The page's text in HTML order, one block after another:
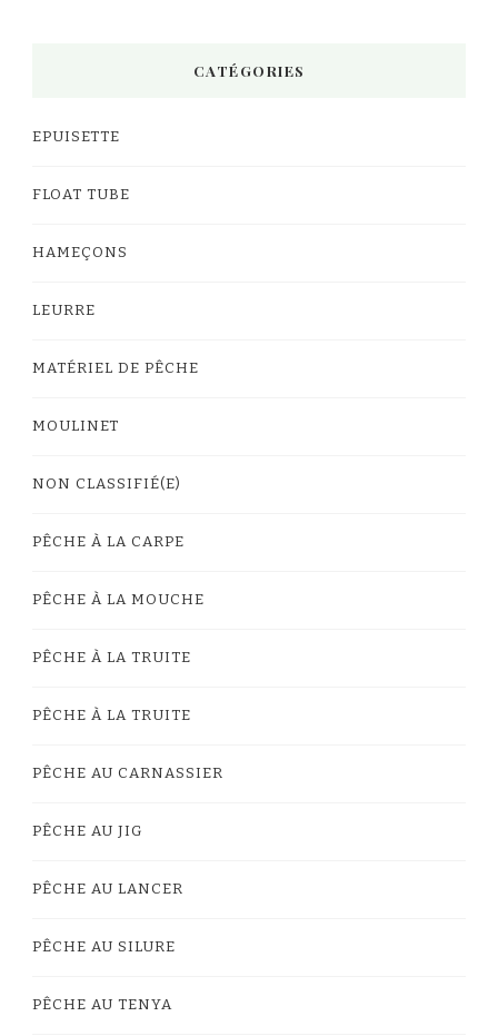
CATÉGORIES
EPUISETTE
FLOAT TUBE
HAMEÇONS
LEURRE
MATÉRIEL DE PÊCHE
MOULINET
NON CLASSIFIÉ(E)
PÊCHE À LA CARPE
PÊCHE À LA MOUCHE
PÊCHE À LA TRUITE
PÊCHE À LA TRUITE
PÊCHE AU CARNASSIER
PÊCHE AU JIG
PÊCHE AU LANCER
PÊCHE AU SILURE
PÊCHE AU TENYA